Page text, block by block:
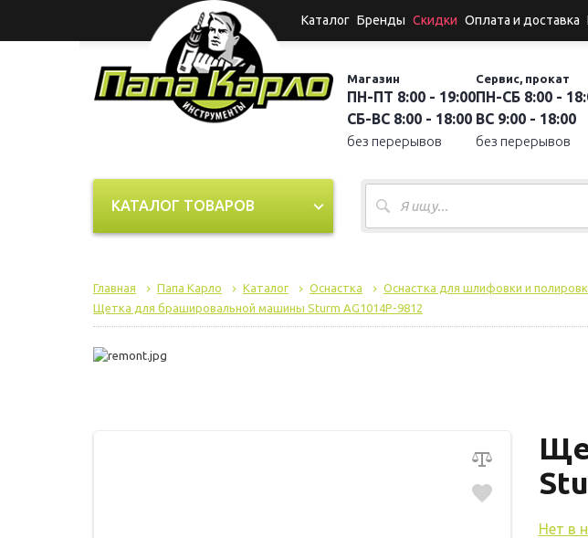
Каталог Бренды Скидки Оплата и доставка
Магазин
ПН-ПТ 8:00 - 19:00
СБ-ВС 8:00 - 18:00
без перерывов
Сервис, прокат
ПН-СБ 8:00 -
ВС 9:00 - 18:00
без перерывов
КАТАЛОГ ТОВАРОВ
Главная Папа Карло Каталог Оснастка Оснастка для шлифовки и
Щетка для брашировальной машины Sturm AG1014Р-9812
Нет в